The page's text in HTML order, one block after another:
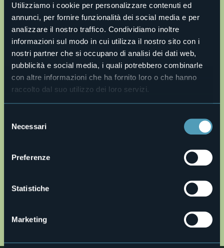
Utilizziamo i cookie per personalizzare contenuti ed
annunci, per fornire funzionalità dei social media e per
analizzare il nostro traffico. Condividiamo inoltre
informazioni sul modo in cui utilizza il nostro sito con i
nostri partner che si occupano di analisi dei dati web,
pubblicità e social media, i quali potrebbero combinarle
con altre informazioni che ha fornito loro o che hanno
raccolto dal suo utilizzo dei loro servizi.
delNecessari
Preferenze
Statistiche
Marketing
www.comune.oggebbio.vb.it
Ufficio Turistico di Cannero Riviera: Via Orsi, 1 - 28821
Cannero Riviera
Tel. 0323 788943 -
cannero@distrettolaghi.it
CONTATTA DIRETTAMENTE L'UFFICIO TURISTICO DI CANNERO
RIVIERA CLICCANDO QUI
Cielo limpido 28,9°